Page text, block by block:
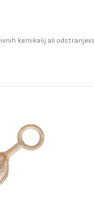
kemikalij ali